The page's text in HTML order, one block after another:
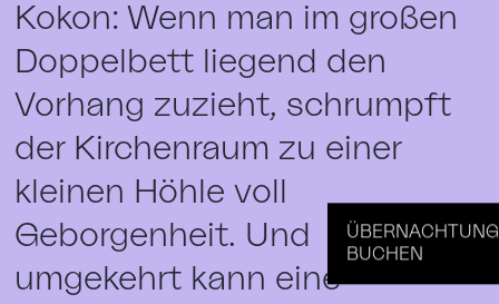
Kokon: Wenn man im großen
Doppelbett liegend den
Vorhang zuzieht, schrumpft
der Kirchenraum zu einer
kleinen Höhle voll
Geborgenheit. Und
umgekehrt kann eine
ÜBERNACHTUNG
BUCHEN